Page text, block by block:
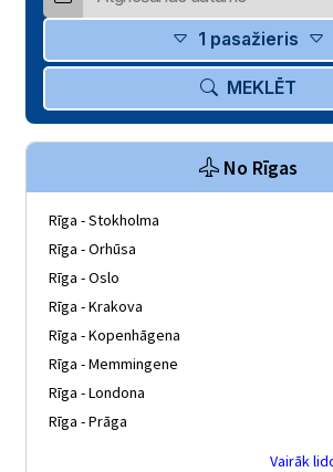
1 pasažieris
MEKLĒT
No Rīgas
Rīga - Stokholma
Rīga - Orhūsa
Rīga - Oslo
Rīga - Krakova
Rīga - Kopenhāgena
Rīga - Memmingene
Rīga - Londona
Rīga - Prāga
Vairāk